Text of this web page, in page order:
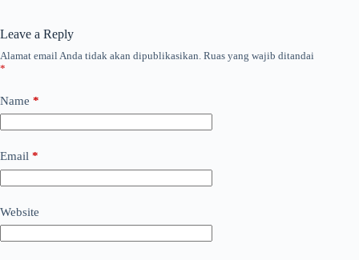
Leave a Reply
Alamat email Anda tidak akan dipublikasikan. Ruas yang wajib ditandai
*
Name *
Email *
Website